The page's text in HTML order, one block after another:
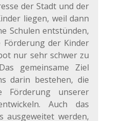
der Stadt und der
liegen, weil dann
Schulen entstünden,
der Kinder
nur sehr schwer zu
gemeinsame Ziel
darin bestehen, die
Förderung unserer
Auch das
ausgeweitet werden,